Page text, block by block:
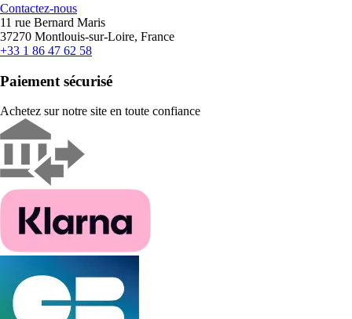
Contactez-nous
11 rue Bernard Maris
37270 Montlouis-sur-Loire, France
+33 1 86 47 62 58
Paiement sécurisé
Achetez sur notre site en toute confiance